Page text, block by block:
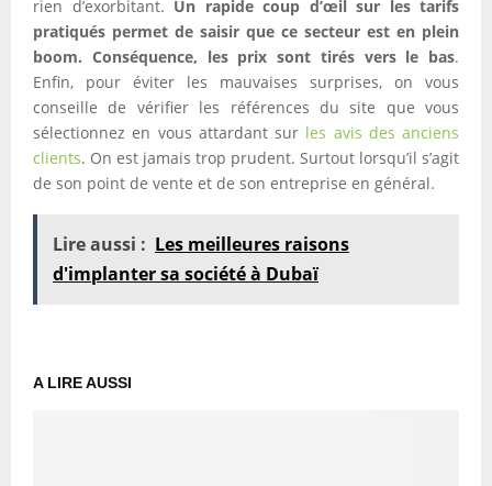
rien d’exorbitant. Un rapide coup d’œil sur les tarifs
pratiqués permet de saisir que ce secteur est en plein
boom. Conséquence, les prix sont tirés vers le bas.
Enfin, pour éviter les mauvaises surprises, on vous
conseille de vérifier les références du site que vous
sélectionnez en vous attardant sur les avis des anciens
clients. On est jamais trop prudent. Surtout lorsqu’il s’agit
de son point de vente et de son entreprise en général.
Lire aussi : Les meilleures raisons
d'implanter sa société à Dubaï
A LIRE AUSSI